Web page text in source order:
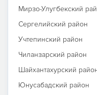
Мирзо-Улугбекский
Сергелийский район
Учтепинский район
Чиланзарский район
Шайхантахурский
Юнусабадский район